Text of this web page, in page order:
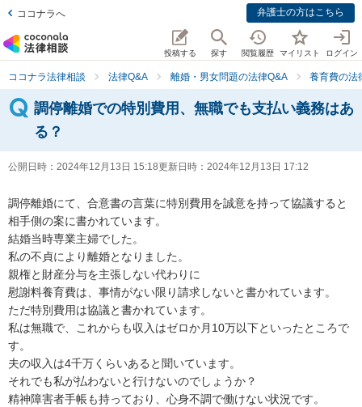
ココナラへ 弁護士の方はこちら
投稿する 探す 閲覧履歴 マイリスト ログイン
ココナラ法律相談 法律Q&A 離婚・男女問題の法律Q&A 養育費の法
調停離婚での特別費用、無職でも支払い義務はあ
る？
公開日時： 2024年12月13日 15:18更新日時： 2024年12月13日 17:12
調停離婚にて、合意書の言葉に特別費用を誠意を持って協議すると
相手側の案に書かれています。
結婚当時専業主婦でした。
私の不貞により離婚となりました。
親権と財産分与を主張しない代わりに
慰謝料養育費は、事情がない限り請求しないと書かれています。
ただ特別費用は協議と書かれています。
私は無職で、これからも収入はゼロか月10万以下といったところで
す。
夫の収入は4千万くらいあると聞いています。
それでも私が払わないと行けないのでしょうか？
精神障害者手帳も持っており、心身不調で働けない状況です。